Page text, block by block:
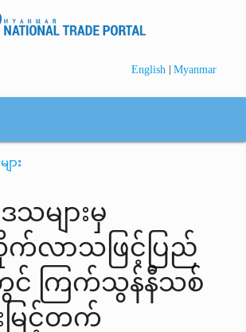
English | Myanmar
ား
များမှ
လာသဖြင့်ပြည်
တွင် ကြက်သွန်နီသစ်
းမြင့်တက်